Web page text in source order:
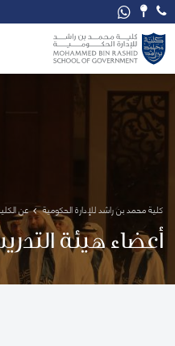
كلية محمد بن راشد للإدارة الحكومية عن
أعضاء هيئة